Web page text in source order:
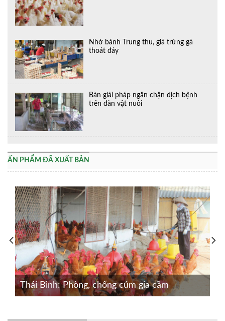
Nhờ bánh Trung thu, giá trứng gà
thoát đáy
Bàn giải pháp ngăn chặn dịch bệnh
trên đàn vật nuôi
ẤN PHẨM ĐÃ XUẤT BẢN
Thái Bình: Phòng, chống cúm gia cầm